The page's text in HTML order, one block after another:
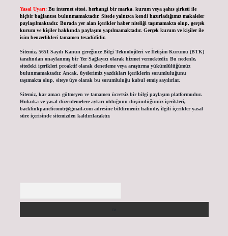
Yasal Uyarı: Bu internet sitesi, herhangi bir marka, kurum veya şahıs şirketi ile
hiçbir bağlantısı bulunmamaktadır. Sitede yalnızca kendi hazırladığımız makaleler
paylaşılmaktadır. Burada yer alan içerikler haber niteliği taşımamakta olup, gerçek
kurum ve kişiler hakkında paylaşım yapılmamaktadır. Gerçek kurum ve kişiler ile
isim benzerlikleri tamamen tesadüfidir.
Sitemiz, 5651 Sayılı Kanun gereğince Bilgi Teknolojileri ve İletişim Kurumu (BTK)
tarafından onaylanmış bir Yer Sağlayıcı olarak hizmet vermektedir. Bu nedenle,
sitedeki içerikleri proaktif olarak denetleme veya araştırma yükümlülüğümüz
bulunmamaktadır. Ancak, üyelerimiz yazdıkları içeriklerin sorumluluğunu
taşımakta olup, siteye üye olarak bu sorumluluğu kabul etmiş sayılırlar.
Sitemiz, kar amacı gütmeyen ve tamamen ücretsiz bir bilgi paylaşım platformudur.
Hukuka ve yasal düzenlemelere aykırı olduğunu düşündüğünüz içerikleri,
backlinkpanelicomtr@gmail.comadresine bildirmeniz halinde, ilgili içerikler yasal
süre içerisinde sitemizden kaldırılacaktır.